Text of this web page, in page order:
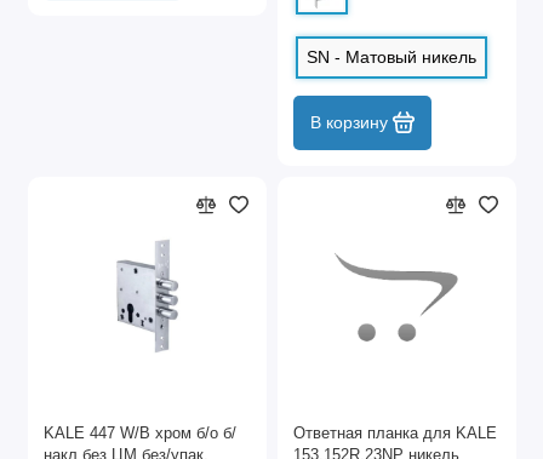
SN - Матовый никель
В корзину
KALE 447 W/B хром б/о б/
накл без ЦМ без/упак.
Ответная планка для KALE
153,152R,23NP никель